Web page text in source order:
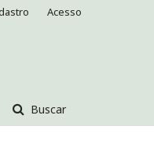
Buscar
Acesso